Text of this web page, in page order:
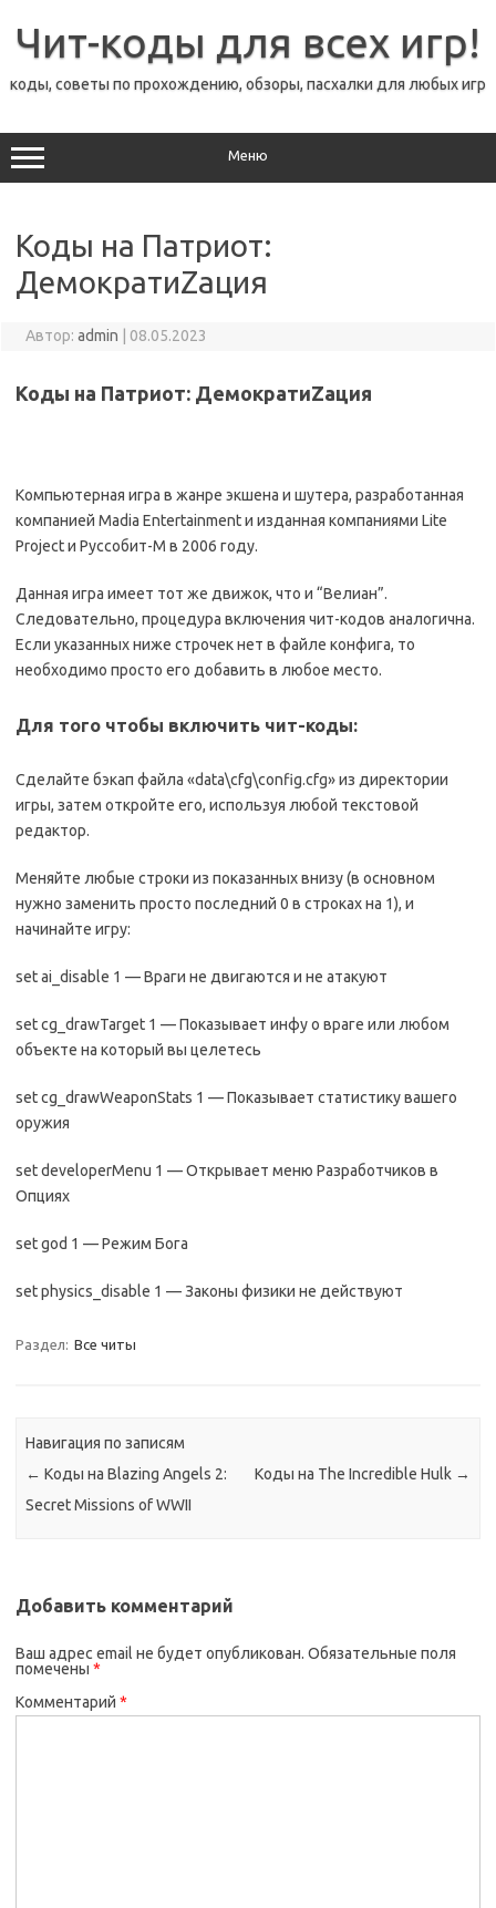
содержимому
Чит-коды для всех игр!
коды, советы по прохождению, обзоры, пасхалки для любых игр
Меню
Коды на Патриот:
ДемократиZация
Автор: admin 08.05.2023
Коды на Патриот: ДемократиZация
Компьютерная игра в жанре экшена и шутера, разработанная
компанией Madia Entertainment и изданная компаниями Lite
Project и Руссобит-М в 2006 году.
Данная игра имеет тот же движок, что и “Велиан”.
Следовательно, процедура включения чит-кодов аналогична.
Если указанных ниже строчек нет в файле конфига, то
необходимо просто его добавить в любое место.
Для того чтобы включить чит-коды:
Сделайте бэкап файла «data\cfg\config.cfg» из директории
игры, затем откройте его, используя любой текстовой
редактор.
Меняйте любые строки из показанных внизу (в основном
нужно заменить просто последний 0 в строках на 1), и
начинайте игру:
set ai_disable 1 — Враги не двигаются и не атакуют
set cg_drawTarget 1 — Показывает инфу о враге или любом
объекте на который вы целетесь
set cg_drawWeaponStats 1 — Показывает статистику вашего
оружия
set developerMenu 1 — Открывает меню Разработчиков в
Опциях
set god 1 — Режим Бога
set physics_disable 1 — Законы физики не действуют
Раздел: Все читы
Навигация по записям
← Коды на Blazing Angels 2:
Secret Missions of WWII
Коды на The Incredible Hulk →
Добавить комментарий
Ваш адрес email не будет опубликован. Обязательные поля
помечены *
Комментарий *